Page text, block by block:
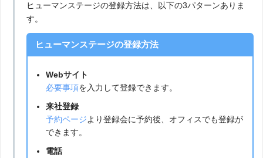
ヒューマンステージの登録方法は、以下の3パターンありま
す。
ヒューマンステージの登録方法
Webサイト
必要事項を入力して登録できます。
来社登録
予約ページより登録会に予約後、オフィスでも登録が
できます。
電話